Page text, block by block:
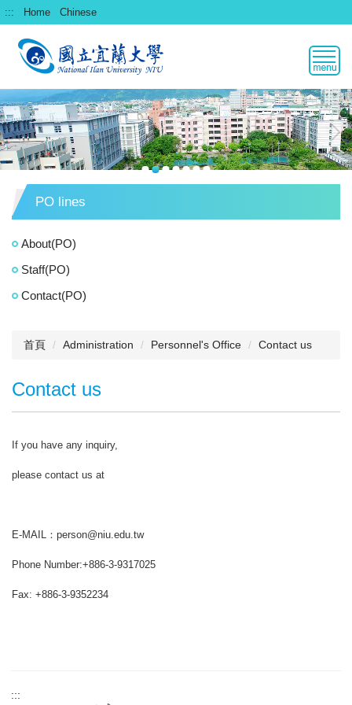
跳
到
容
區
::: Home Chinese
PO lines
About(PO)
Staff(PO)
Contact(PO)
首頁 Administration Personnel's Office Contact us
Contact us
If you have any inquiry,
please contact us at
E-MAIL：person@niu.edu.tw
Phone Number:+886-3-9317025
Fax: +886-3-9352234
:::